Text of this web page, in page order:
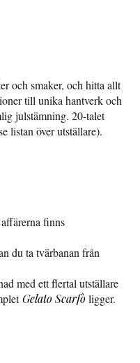
och smaker, och hitta allt
till unika hantverk och
julstämning. 20-talet
listan över utställare).
finns
du ta tvärbanan från
med ett flertal utställare
Gelato Scarfòligger.